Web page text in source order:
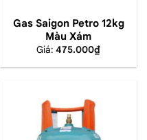
Gas Saigon Petro 12kg
Màu Xám
Giá: 475.000₫